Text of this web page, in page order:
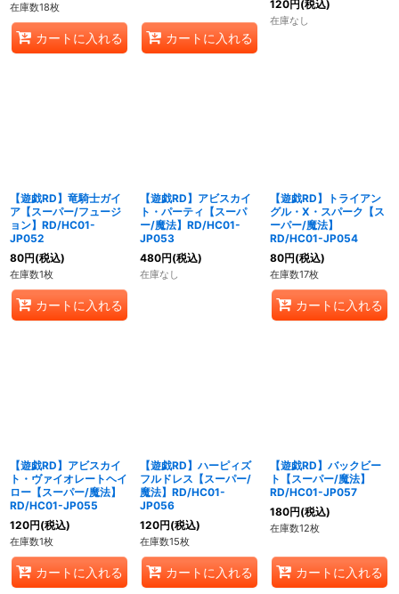
在庫数18枚
カートに入れる カートに入れる
120円(税込)
在庫なし
【遊戯RD】竜騎士ガイ
ア【スーパー/フュージ
ョン】RD/HC01-
JP052
80円(税込)
在庫数1枚
カートに入れる
【遊戯RD】アビスカイ
ト・パーティ【スーパ
ー/魔法】RD/HC01-
JP053
480円(税込)
在庫なし
【遊戯RD】トライアン
グル・X・スパーク【ス
ーパー/魔法】
RD/HC01-JP054
80円(税込)
在庫数17枚
カートに入れる
【遊戯RD】アビスカイ
ト・ヴァイオレートヘイ
ロー【スーパー/魔法】
RD/HC01-JP055
120円(税込)
在庫数1枚
カートに入れる
【遊戯RD】ハーピィズ
フルドレス【スーパー/
魔法】RD/HC01-
JP056
120円(税込)
在庫数15枚
カートに入れる
【遊戯RD】バックビー
ト【スーパー/魔法】
RD/HC01-JP057
180円(税込)
在庫数12枚
カートに入れる